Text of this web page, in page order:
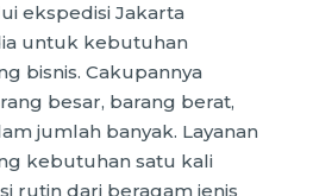
ekspedisi Jakarta
untuk kebutuhan
bisnis. Cakupannya
besar, barang berat,
jumlah banyak. Layanan
kebutuhan satu kali
rutin dari beragam jenis